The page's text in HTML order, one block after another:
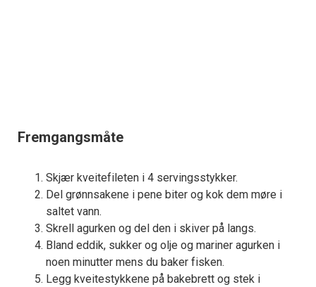
Fremgangsmåte
Skjær kveitefileten i 4 servingsstykker.
Del grønnsakene i pene biter og kok dem møre i
saltet vann.
Skrell agurken og del den i skiver på langs.
Bland eddik, sukker og olje og mariner agurken i
noen minutter mens du baker fisken.
Legg kveitestykkene på bakebrett og stek i